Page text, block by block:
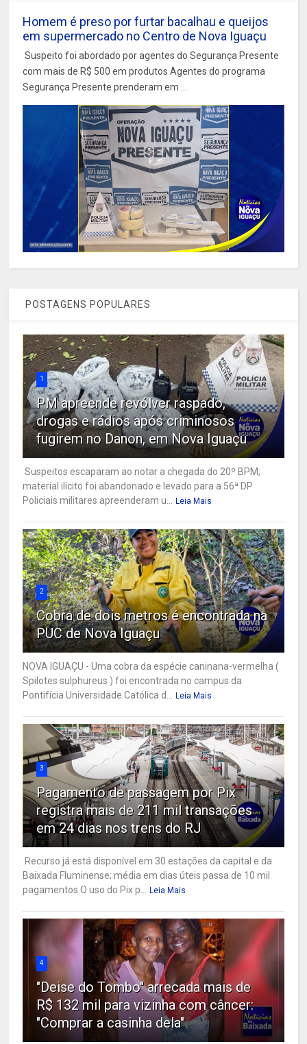
Homem é preso por furtar bacalhau e queijos
em supermercado no Centro de Nova Iguaçu
Suspeito foi abordado por agentes do Segurança Presente
com mais de R$ 500 em produtos Agentes do programa
Segurança Presente prenderam em ...
POSTAGENS POPULARES
1
PM apreende revólver raspado,
drogas e rádios após criminosos
fugirem no Danon, em Nova Iguaçu
Suspeitos escaparam ao notar a chegada do 20º BPM;
material ilícito foi abandonado e levado para a 56ª DP
Policiais militares apreenderam u...
Leia Mais
2
Cobra de dois metros é encontrada na
PUC de Nova Iguaçu
NOVA IGUAÇU - Uma cobra da espécie caninana-vermelha (
Spilotes sulphureus ) foi encontrada no campus da
Pontifícia Universidade Católica d...
Leia Mais
3
Pagamento de passagem por Pix
registra mais de 211 mil transações
em 24 dias nos trens do RJ
Recurso já está disponível em 30 estações da capital e da
Baixada Fluminense; média em dias úteis passa de 10 mil
pagamentos O uso do Pix p...
Leia Mais
4
"Deise do Tombo" arrecada mais de
R$ 132 mil para vizinha com câncer:
"Comprar a casinha dela"